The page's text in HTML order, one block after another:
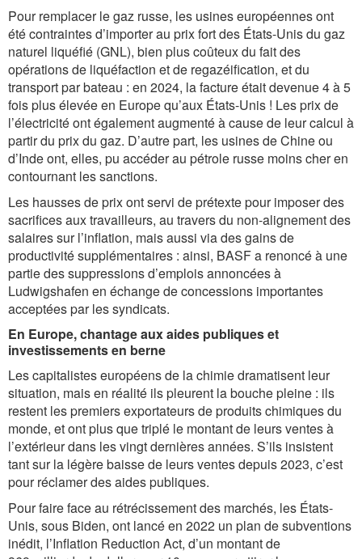
Pour remplacer le gaz russe, les usines européennes ont
été contraintes d’importer au prix fort des États-Unis du gaz
naturel liquéfié (GNL), bien plus coûteux du fait des
opérations de liquéfaction et de regazéification, et du
transport par bateau : en 2024, la facture était devenue 4 à 5
fois plus élevée en Europe qu’aux États-Unis ! Les prix de
l’électricité ont également augmenté à cause de leur calcul à
partir du prix du gaz. D’autre part, les usines de Chine ou
d’Inde ont, elles, pu accéder au pétrole russe moins cher en
contournant les sanctions.
Les hausses de prix ont servi de prétexte pour imposer des
sacrifices aux travailleurs, au travers du non-alignement des
salaires sur l’inflation, mais aussi via des gains de
productivité supplémentaires : ainsi, BASF a renoncé à une
partie des suppressions d’emplois annoncées à
Ludwigshafen en échange de concessions importantes
acceptées par les syndicats.
En Europe, chantage aux aides publiques et
investissements en berne
Les capitalistes européens de la chimie dramatisent leur
situation, mais en réalité ils pleurent la bouche pleine : ils
restent les premiers exportateurs de produits chimiques du
monde, et ont plus que triplé le montant de leurs ventes à
l’extérieur dans les vingt dernières années. S’ils insistent
tant sur la légère baisse de leurs ventes depuis 2023, c’est
pour réclamer des aides publiques.
Pour faire face au rétrécissement des marchés, les États-
Unis, sous Biden, ont lancé en 2022 un plan de subventions
inédit, l’Inflation Reduction Act, d’un montant de